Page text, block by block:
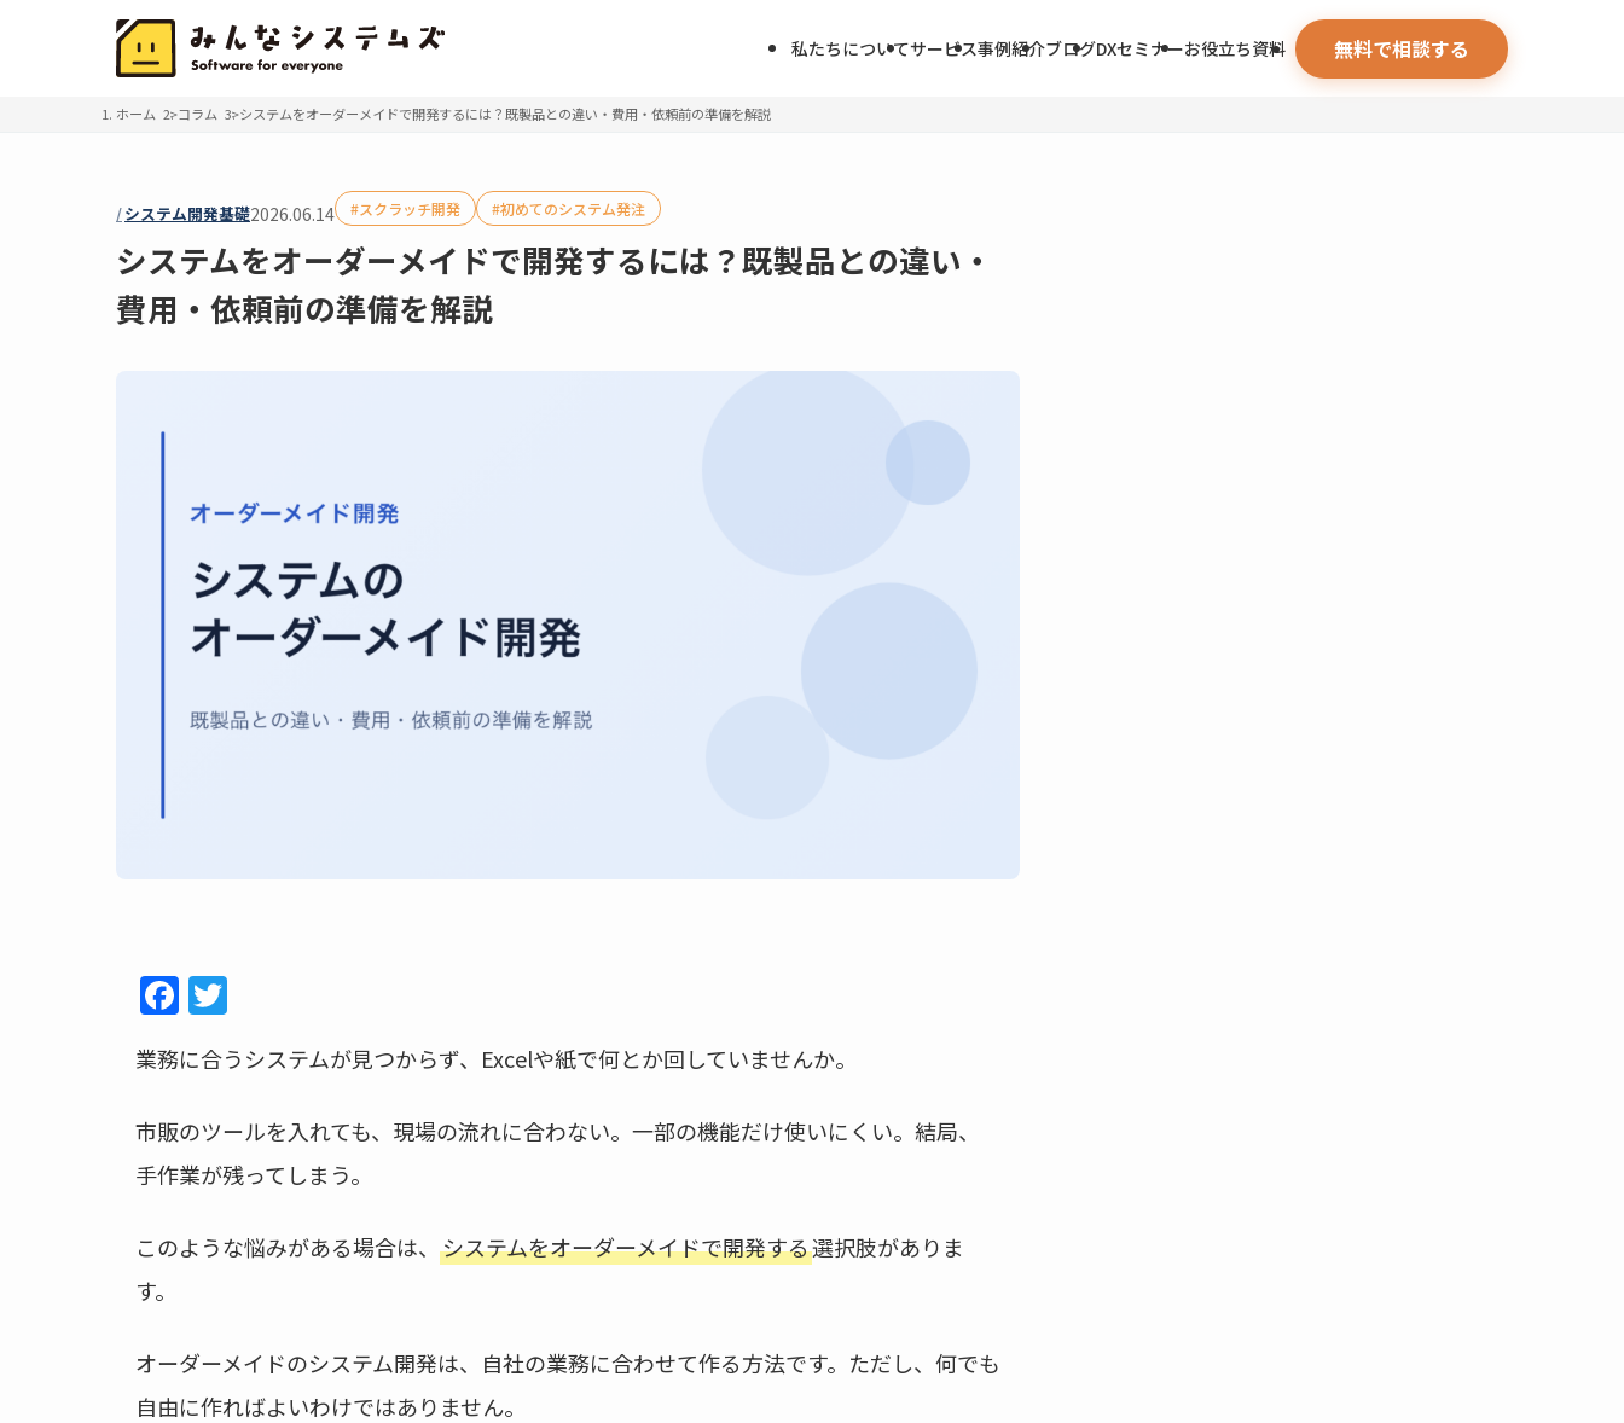
私たちについてサービス事例紹介ブログDXセミナーお役立ち資料 無料で相談する
ホーム コラム システムをオーダーメイドで開発するには？既製品との違い・費用・依頼前の準備を解説
システム開発基礎2026.06.14 スクラッチ開発 初めてのシステム発注
システムをオーダーメイドで開発するには？既製品との違い・
費用・依頼前の準備を解説
F
a
c
e
b
o
o
k
itt
er
業務に合うシステムが見つからず、Excelや紙で何とか回していませんか。
市販のツールを入れても、現場の流れに合わない。一部の機能だけ使いにくい。結局、
手作業が残ってしまう。
このような悩みがある場合は、 システムをオーダーメイドで開発する選択肢がありま
す。
オーダーメイドのシステム開発は、自社の業務に合わせて作る方法です。ただし、何でも
自由に作ればよいわけではありません。